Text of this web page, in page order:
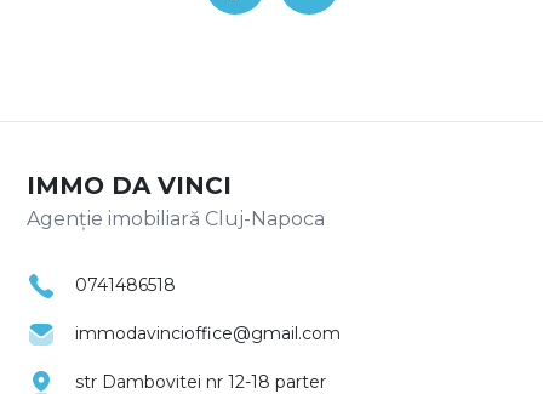
IMMO DA VINCI
Agenție imobiliară Cluj-Napoca
0741486518
immodavincioffice@gmail.com
str Dambovitei nr 12-18 parter